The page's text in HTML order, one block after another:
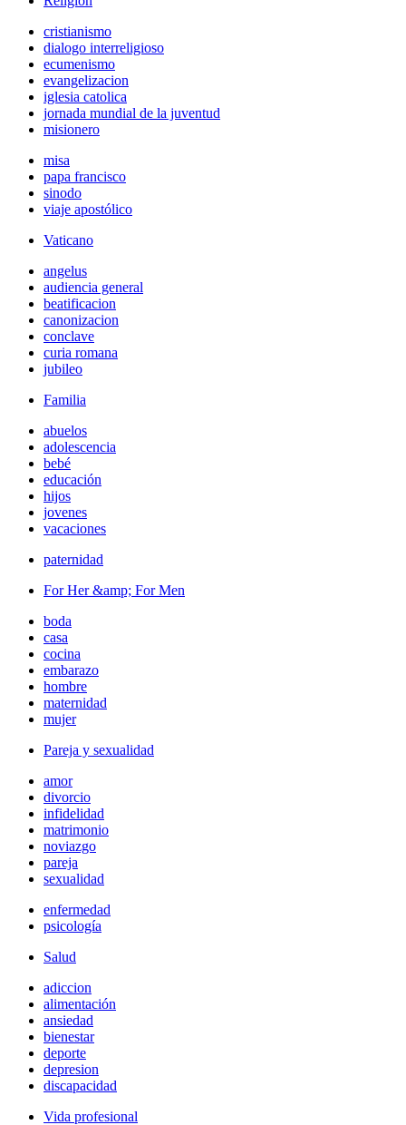
cristianismo
dialogo interreligioso
ecumenismo
evangelizacion
iglesia catolica
jornada mundial de la juventud
misionero
misa
papa francisco
sinodo
viaje apostólico
Vaticano
angelus
audiencia general
beatificacion
canonizacion
conclave
curia romana
jubileo
Familia
abuelos
adolescencia
bebé
educación
hijos
jovenes
vacaciones
paternidad
For Her &amp; For Men
boda
casa
cocina
embarazo
hombre
maternidad
mujer
Pareja y sexualidad
amor
divorcio
infidelidad
matrimonio
noviazgo
pareja
sexualidad
enfermedad
psicología
Salud
adiccion
alimentación
ansiedad
bienestar
deporte
depresion
discapacidad
Vida profesional